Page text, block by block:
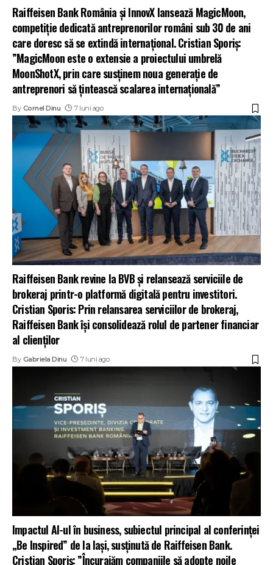
Raiffeisen Bank România și InnovX lansează MagicMoon,
competiție dedicată antreprenorilor români sub 30 de ani
care doresc să se extindă internațional. Cristian Sporiş:
”MagicMoon este o extensie a proiectului umbrelă
MoonShotX, prin care susținem noua generație de
antreprenori să țintească scalarea internațională”
By Cornel Dinu 7 luni ago
Raiffeisen Bank revine la BVB și relansează serviciile de
brokeraj printr-o platformă digitală pentru investitori.
Cristian Sporis: Prin relansarea serviciilor de brokeraj,
Raiffeisen Bank își consolidează rolul de partener financiar
al clienților
By Gabriela Dinu 7 luni ago
Impactul AI-ul în business, subiectul principal al conferinței
„Be Inspired” de la Iași, susținută de Raiffeisen Bank.
Cristian Sporiș: ”Încurajăm companiile să adopte noile